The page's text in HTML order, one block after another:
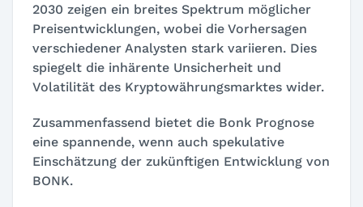
2030 zeigen ein breites Spektrum möglicher
Preisentwicklungen, wobei die Vorhersagen
verschiedener Analysten stark variieren. Dies
spiegelt die inhärente Unsicherheit und
Volatilität des Kryptowährungsmarktes wider.
Zusammenfassend bietet die Bonk Prognose
eine spannende, wenn auch spekulative
Einschätzung der zukünftigen Entwicklung von
BONK.